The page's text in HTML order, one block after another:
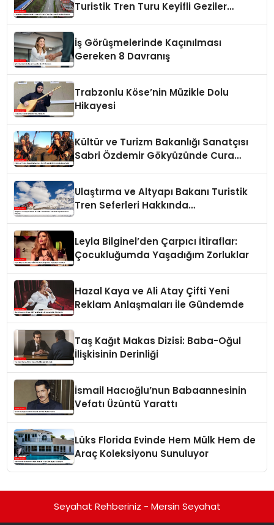
Turistik Tren Turu Keyifli Geziler
İş Görüşmelerinde Kaçınılması
Gereken 8 Davranış
Trabzonlu Köse’nin Müzikle Dolu
Hikayesi
Kültür ve Turizm Bakanlığı Sanatçısı
Sabri Özdemir Gökyüzünde Cura
Ulaştırma ve Altyapı Bakanı Turistik
Tren Seferleri Hakkında
Leyla Bilginel’den Çarpıcı İtiraflar:
Çocukluğumda Yaşadığım Zorluklar
Hazal Kaya ve Ali Atay Çifti Yeni
Reklam Anlaşmaları İle Gündemde
Taş Kağıt Makas Dizisi: Baba-Oğul
İlişkisinin Derinliği
İsmail Hacıoğlu’nun Babaannesinin
Vefatı Üzüntü Yarattı
Lüks Florida Evinde Hem Mülk Hem de
Araç Koleksiyonu Sunuluyor
Seyahat Rehberiniz - Mersin Seyahat